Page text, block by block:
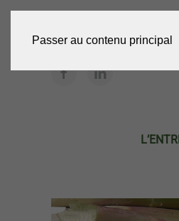
Passer au contenu principal